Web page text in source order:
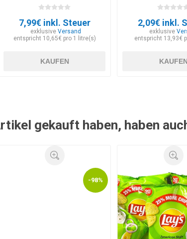
7,99€ inkl. Steuer
exklusiveVersand
entspricht 10,65€ pro 1 litre(s)
KAUFEN
2,09€ inkl.
exklusive
entspricht 13,93€
KAUFEN
gekauft haben, haben
-98%